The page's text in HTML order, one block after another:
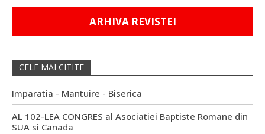
ARHIVA REVISTEI
CELE MAI CITITE
Imparatia - Mantuire - Biserica
AL 102-LEA CONGRES al Asociatiei Baptiste Romane din
SUA si Canada